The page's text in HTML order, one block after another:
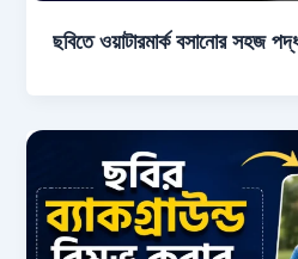
ছবিতে ওয়াটারমার্ক বসানোর সহজ